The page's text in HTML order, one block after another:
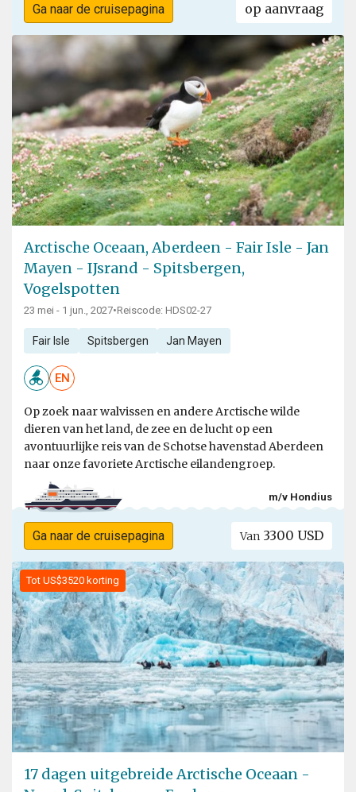
Ga naar de cruisepagina op aanvraag
Arctische Oceaan, Aberdeen - Fair Isle - Jan
Mayen - IJsrand - Spitsbergen,
Vogelspotten
23 mei - 1 jun., 2027•Reiscode: HDS02-27
Fair Isle Spitsbergen Jan Mayen
EN
Op zoek naar walvissen en andere Arctische wilde
dieren van het land, de zee en de lucht op een
avontuurlijke reis van de Schotse havenstad Aberdeen
naar onze favoriete Arctische eilandengroep.
m/v Hondius
Ga naar de cruisepagina Van 3300 USD
Tot US$3520 korting
17 dagen uitgebreide Arctische Oceaan -